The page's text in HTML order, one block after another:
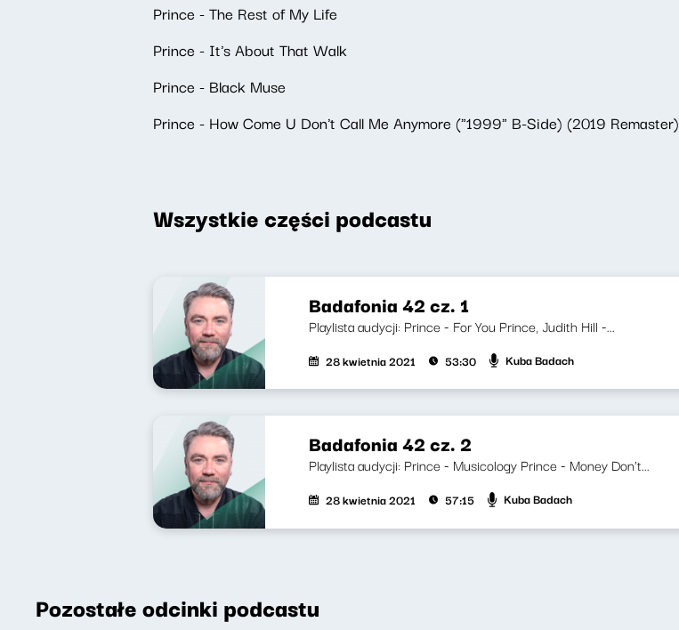
Prince - The Rest of My Life
Prince - It's About That Walk
Prince - Black Muse
Prince - How Come U Don't Call Me Anymore ("1999" B-Side) (2019 Remaster)
Wszystkie części podcastu
Badafonia 42 cz. 1
Playlista audycji: Prince - For You Prince, Judith Hill -...
28 kwietnia 2021 53:30 Kuba Badach
Badafonia 42 cz. 2
Playlista audycji: Prince - Musicology Prince - Money Don't...
28 kwietnia 2021 57:15 Kuba Badach
Pozostałe odcinki podcastu